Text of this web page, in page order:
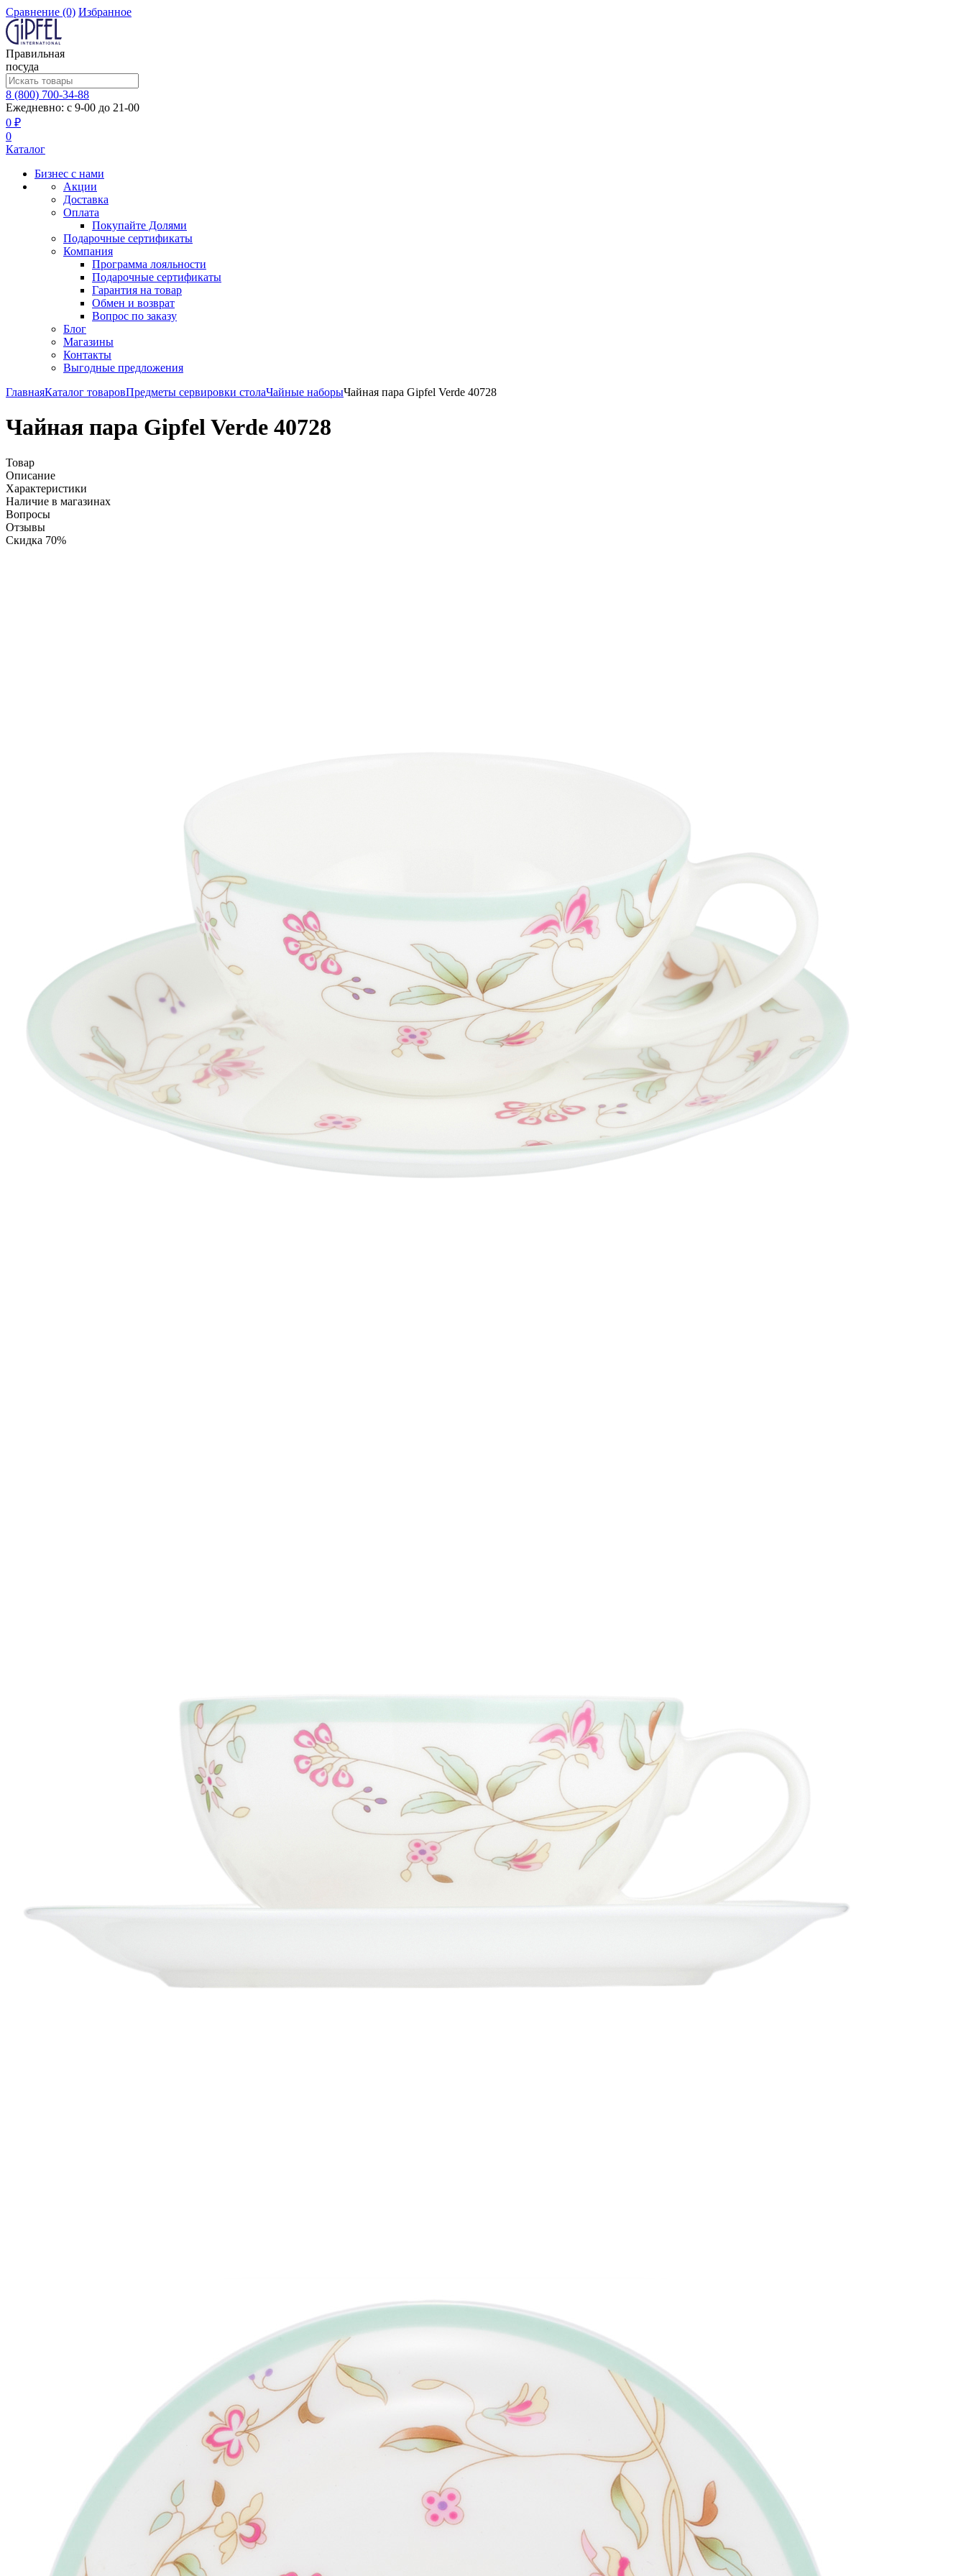
Сравнение (0) Избранное
Правильная
посуда
8 (800) 700-34-88
Ежедневно: с 9-00 до 21-00
0 ₽
0
Каталог
Бизнес с нами
Акции
Доставка
Оплата
Покупайте Долями
Подарочные сертификаты
Компания
Программа лояльности
Подарочные сертификаты
Гарантия на товар
Обмен и возврат
Вопрос по заказу
Блог
Магазины
Контакты
Выгодные предложения
ГлавнаяКаталог товаровПредметы сервировки столаЧайные наборыЧайная пара Gipfel Verde 40728
Чайная пара Gipfel Verde 40728
Товар
Описание
Характеристики
Наличие в магазинах
Вопросы
Отзывы
Скидка 70%